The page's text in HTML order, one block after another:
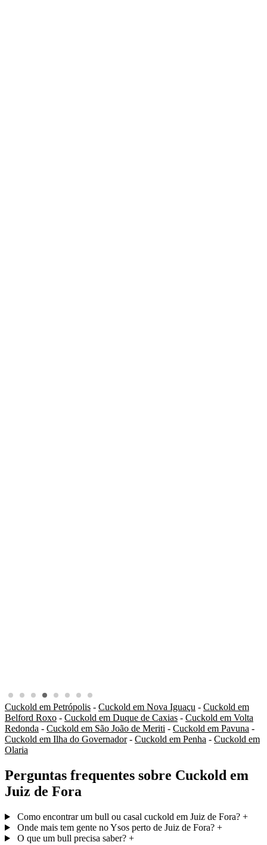
Cuckold em Petrópolis - Cuckold em Nova Iguaçu - Cuckold em
Belford Roxo - Cuckold em Duque de Caxias - Cuckold em Volta
Redonda - Cuckold em São João de Meriti - Cuckold em Pavuna -
Cuckold em Ilha do Governador- Cuckold em Penha - Cuckold em
Olaria
Perguntas frequentes sobre Cuckold em
Juiz de Fora
Como encontrar um bull ou casal cuckold em Juiz de Fora? +
Onde mais tem gente no Ysos perto de Juiz de Fora? +
O que um bull precisa saber? +